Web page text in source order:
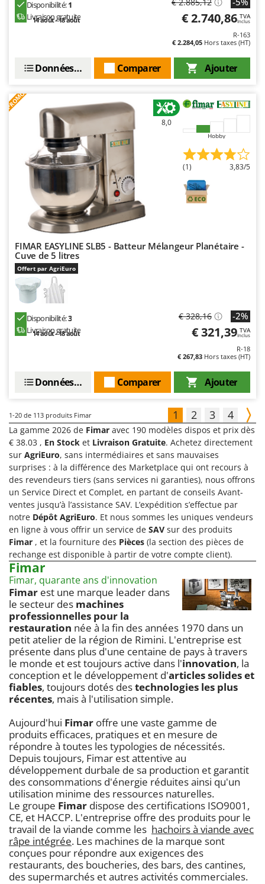
Disponibilité:1
Livraison gratuite
14 août - 18 août
€ 2.885,12
€ 2.740,86 TVA
Inclus
R-163
€ 2.284,05 Hors taxes (HT)
Ajouter
Comparer
Données techniques
PROMO
8,0
Hobby
(1) 3,83/5
FIMAR EASYLINE SLB5 - Batteur Mélangeur Planétaire -
Cuve de 5 litres
Offert par AgriEuro
Disponibilité:3
Livraison gratuite
14 août - 18 août
€ 328,16 -2%
€ 321,39 TVA
Inclus
R-18
€ 267,83 Hors taxes (HT)
Ajouter
Comparer
Données techniques
1-20 de 113 produits Fimar 1 2 3 4
La gamme 2026 de Fimar avec 190 modèles dispos et prix dès
€ 38.03 , En Stock et Livraison Gratuite. Achetez directement
sur AgriEuro, sans intermédiaires et sans mauvaises
surprises : à la différence des Marketplace qui ont recours à
des revendeurs tiers (sans services ni garanties), nous offrons
un Service Direct et Complet, en partant de conseils Avant-
ventes jusqu’à l’assistance SAV. L’expédition s’effectue par
notre Dépôt AgriEuro. Et nous sommes les uniques vendeurs
en ligne à vous offrir un service de SAV sur des produits
Fimar , et la fourniture des Pièces (la section des pièces de
rechange est disponible à partir de votre compte client).
Fimar
Fimar, quarante ans d'innovation
Fimar est une marque leader dans
le secteur des machines
professionnelles pour la
restauration née à la fin des années 1970 dans un
petit atelier de la région de Rimini. L'entreprise est
présente dans plus d'une centaine de pays à travers
le monde et est toujours active dans l'innovation, la
conception et le développement d'articles solides et
fiables, toujours dotés destechnologies les plus
récentes, mais à l'utilisation simple.
Aujourd'hui Fimar offre une vaste gamme de
produits efficaces, pratiques et en mesure de
répondre à toutes les typologies de nécessités.
Depuis toujours, Fimar est attentive au
développement durbale de sa production et garantit
des consommations d'énergie réduites ainsi qu'un
utilisation minime des ressources naturelles.
Le groupe Fimar dispose des certifications ISO9001,
CE, et HACCP. L'entreprise offre des produits pour le
travail de la viande comme les hachoirs à viande avec
râpe intégrée. Les machines de la marque sont
conçues pour répondre aux exigences des
restaurants, des boucheries, des bars, des cantines,
des supermarchés et autres activités commerciales.